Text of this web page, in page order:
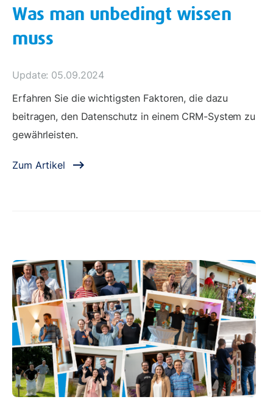
Was man unbedingt wissen
muss
Update: 05.09.2024
Erfahren Sie die wichtigsten Faktoren, die dazu
beitragen, den Datenschutz in einem CRM-System zu
gewährleisten.
Zum Artikel